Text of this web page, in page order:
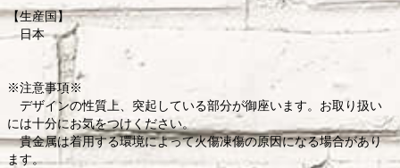
【生産国】
日本
※注意事項※
デザインの性質上、突起している部分が御座います。お取り扱い
には十分にお気をつけください。
貴金属は着用する環境によって火傷凍傷の原因になる場合があり
ます。